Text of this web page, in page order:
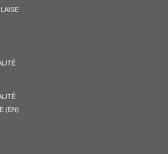
(EN)